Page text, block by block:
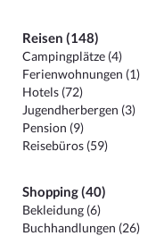
Reisen (148)
Campingplätze (4)
Ferienwohnungen (1)
Hotels (72)
Jugendherbergen (3)
Pension (9)
Reisebüros (59)
Shopping (40)
Bekleidung (6)
Buchhandlungen (26)